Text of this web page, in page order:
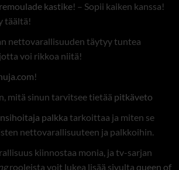
remoulade kastike! – Sopii kaiken kanssa!
täältä!
nettovarallisuuden täytyy tuntea
voi rikkoa niitä!
!
mitä sinun tarvitsee tietää pitkäveto
palkka tarkoittaa ja miten se
nettovarallisuuteen ja palkkoihin.
kiinnostaa monia, ja tv-sarjan
rooleista voit lukea lisää sivulta queen of